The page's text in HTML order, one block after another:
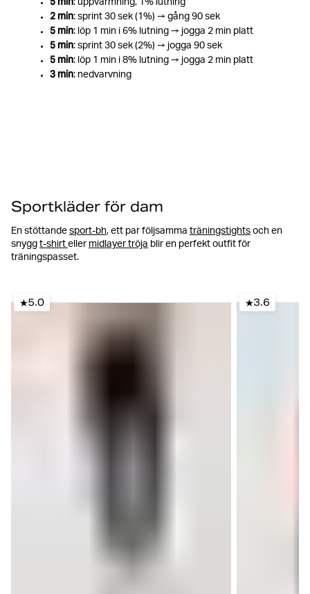
: uppvärmning, 1% lutning
2 min: sprint 30 sek (1%) → gång 90 sek
5 min: löp 1 min i 6% lutning → jogga 2 min platt
5 min: sprint 30 sek (2%) → jogga 90 sek
5 min: löp 1 min i 8% lutning → jogga 2 min platt
3 min: nedvarvning
Sportkläder för dam
En stöttande sport-bh, ett par följsamma träningstights och en
snygg t-shirt eller midlayer tröja blir en perfekt outfit för
träningspasset.
5.0 3.6